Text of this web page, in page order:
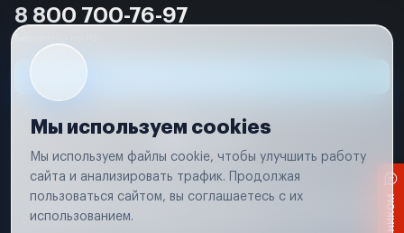
8 800 700-76-97
Условия использования
Вся информация, представленная на сайте, носит исключительно
соответствии с положениями статьи 437 (п. 2) Гражданского кодекса
Мы используем cookies
Мы используем файлы cookie, чтобы улучшить работу
сайта и анализировать трафик. Продолжая
пользоваться сайтом, вы соглашаетесь с их
использованием.